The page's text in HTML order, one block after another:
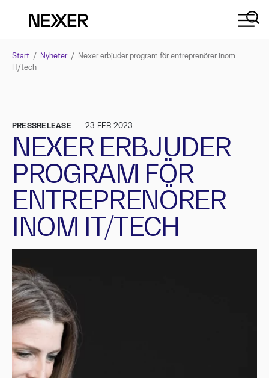
Start / Nyheter / Nexer erbjuder program för entreprenörer inom
IT/tech
PRESSRELEASE 23 FEB 2023
NEXER ERBJUDER
PROGRAM FÖR
ENTREPRENÖRER
INOM IT/TECH